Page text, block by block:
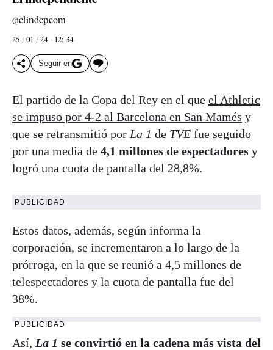
@elindepcom
25 / 01 / 24 - 12: 34
Seguir en
El partido de la Copa del Rey en el que el Athletic
se impuso por 4-2 al Barcelona en San Mamés y
que se retransmitió por La 1 de TVE fue seguido
por una media de 4,1 millones de espectadores y
logró una cuota de pantalla del 28,8%.
PUBLICIDAD
Estos datos, además, según informa la
corporación, se incrementaron a lo largo de la
prórroga, en la que se reunió a 4,5 millones de
telespectadores y la cuota de pantalla fue del
38%.
PUBLICIDAD
Así, La 1 se convirtió en la cadena más vista del